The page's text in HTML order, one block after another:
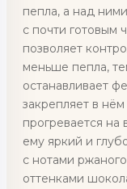
пепла, а над
с почти готовым
позволяет
меньше пепла,
останавливает
закрепляет в
прогревается на
ему яркий и
с нотами
оттенками